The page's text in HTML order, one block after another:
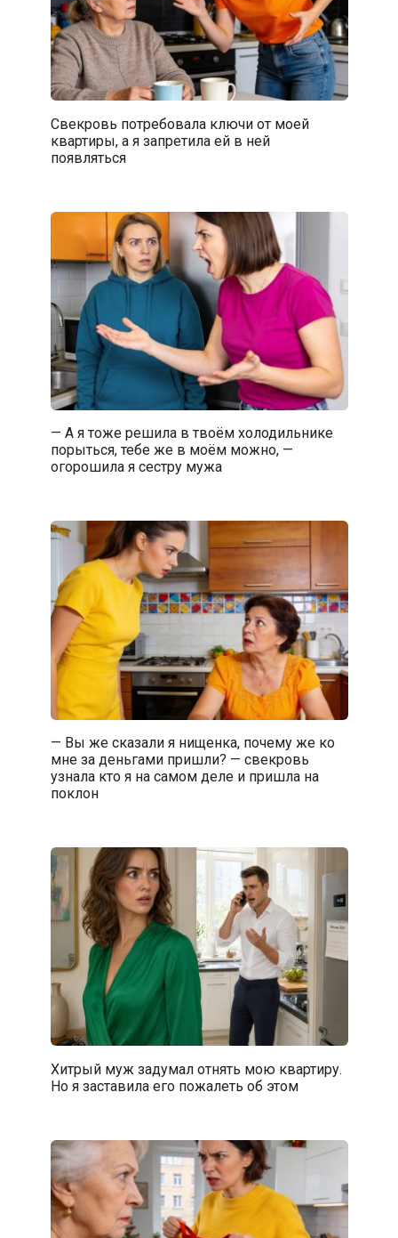
Свекровь потребовала ключи от моей
квартиры, а я запретила ей в ней
появляться
— А я тоже решила в твоём холодильнике
порыться, тебе же в моём можно, —
огорошила я сестру мужа
— Вы же сказали я нищенка, почему же ко
мне за деньгами пришли? — свекровь
узнала кто я на самом деле и пришла на
поклон
Хитрый муж задумал отнять мою квартиру.
Но я заставила его пожалеть об этом